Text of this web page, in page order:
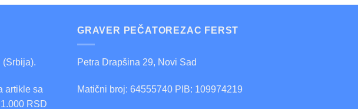
(Srbija).
artikle sa
RSD
GRAVER PEČATOREZAC FERST
Petra Drapšina 29, Novi Sad
Matični broj: 64555740 PIB: 109974219